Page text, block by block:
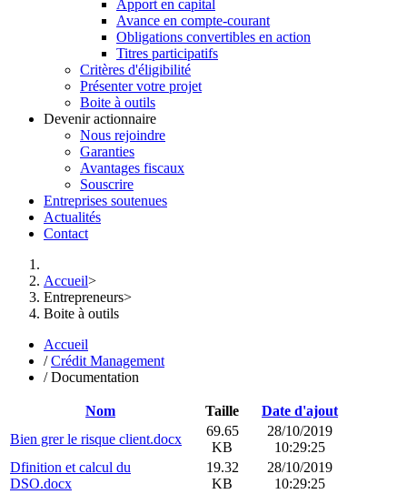
Apport en capital
Avance en compte-courant
Obligations convertibles en action
Titres participatifs
Critères d'éligibilité
Présenter votre projet
Boite à outils
Devenir actionnaire
Nous rejoindre
Garanties
Avantages fiscaux
Souscrire
Entreprises soutenues
Actualités
Contact
Accueil>
Entrepreneurs>
Boite à outils
Accueil
/ Crédit Management
/Documentation
Nom Taille
Date d'ajout
Bien grer le risque client.docx
69.65
KB
28/10/2019
10:29:25
Dfinition et calcul du
DSO.docx
19.32
KB
28/10/2019
10:29:25